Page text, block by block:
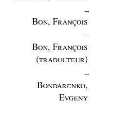
Bon, François
Bon, François
(traducteur)
Bondarenko,
Evgeny